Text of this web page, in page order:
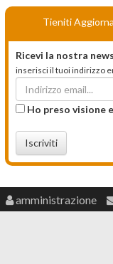
Tieniti
Ricevi la nostra
inserisci il tuoi indirizzo
Ho preso visione
Iscriviti
amministrazione